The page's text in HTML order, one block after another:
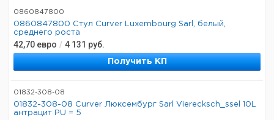
0860847800
0860847800 Стул Curver Luxembourg Sarl, белый,
среднего роста
42,70 евро / 4 131 руб.
Получить КП
01832-308-08
01832-308-08 Curver Люксембург Sarl Vierecksch_ssel 10L
антрацит PU = 5